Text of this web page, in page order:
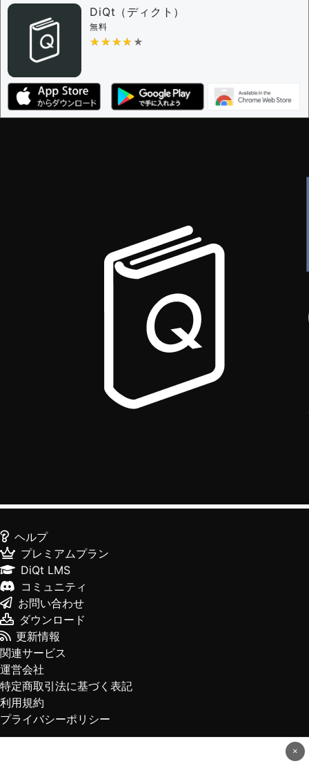
×
DiQt（ディクト）
無料
★★★★★
★★★★★
ヘルプ
プレミアムプラン
DiQt LMS
コミュニティ
お問い合わせ
ダウンロード
更新情報
関連サービス
運営会社
特定商取引法に基づく表記
利用規約
プライバシーポリシー